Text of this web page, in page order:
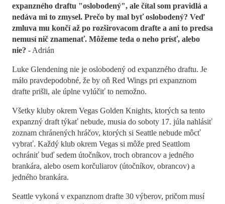
expanzného draftu "oslobodený", ale čítal som pravidlá a
nedáva mi to zmysel. Prečo by mal byť oslobodený? Veď
zmluva mu končí až po rozširovacom drafte a ani to predsa
nemusí nič znamenať. Môžeme teda o neho prísť, alebo
nie? - Adrián
Luke Glendening nie je oslobodený od expanzného draftu. Je
málo pravdepodobné, že by oň Red Wings pri expanznom
drafte prišli, ale úplne vylúčiť to nemožno.
Všetky kluby okrem Vegas Golden Knights, ktorých sa tento
expanzný draft týkať nebude, musia do soboty 17. júla nahlásiť
zoznam chránených hráčov, ktorých si Seattle nebude môcť
vybrať. Každý klub okrem Vegas si môže pred Seattlom
ochrániť buď sedem útočníkov, troch obrancov a jedného
brankára, alebo osem korčuliarov (útočníkov, obrancov) a
jedného brankára.
Seattle vykoná v expanznom drafte 30 výberov, pričom musí